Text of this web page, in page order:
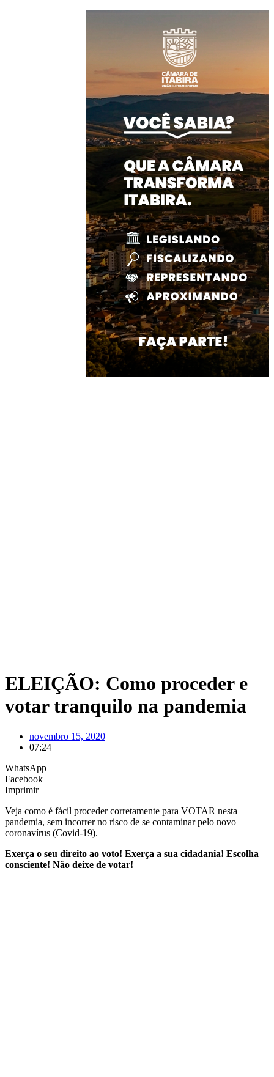
ELEIÇÃO: Como proceder e
votar tranquilo na pandemia
novembro 15, 2020
07:24
WhatsApp
Facebook
Imprimir
Veja como é fácil proceder corretamente para VOTAR nesta
pandemia, sem incorrer no risco de se contaminar pelo novo
coronavírus (Covid-19).
Exerça o seu direito ao voto! Exerça a sua cidadania! Escolha
consciente! Não deixe de votar!